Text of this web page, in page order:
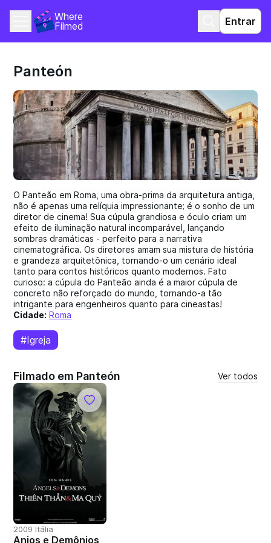
Where
Filmed
Entrar
Panteón
O Panteão em Roma, uma obra-prima da arquitetura antiga,
não é apenas uma relíquia impressionante; é o sonho de um
diretor de cinema! Sua cúpula grandiosa e óculo criam um
efeito de iluminação natural incomparável, lançando
sombras dramáticas - perfeito para a narrativa
cinematográfica. Os diretores amam sua mistura de história
e grandeza arquitetônica, tornando-o um cenário ideal
tanto para contos históricos quanto modernos. Fato
curioso: a cúpula do Panteão ainda é a maior cúpula de
concreto não reforçado do mundo, tornando-a tão
intrigante para engenheiros quanto para cineastas!
Cidade: Roma
#Igreja
Filmado em Panteón Ver todos
2009 Itália
Anjos e Demônios